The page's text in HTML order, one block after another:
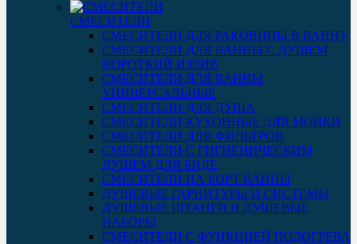
СМЕСИТЕЛИ
СМЕСИТЕЛИ ДЛЯ РАКОВИНЫ В ВАННУ
СМЕСИТЕЛИ ДЛЯ ВАННЫ С ДУШЕМ
КОРОТКИЙ ИЗЛИВ
СМЕСИТЕЛИ ДЛЯ ВАННЫ
УНИВЕРСАЛЬНЫЕ
СМЕСИТЕЛИ ДЛЯ ДУША
СМЕСИТЕЛИ КУХОННЫЕ ДЛЯ МОЙКИ
СМЕСИТЕЛИ ДЛЯ ФИЛЬТРОВ
СМЕСИТЕЛИ С ГИГИЕНИЧЕСКИМ
ДУШЕМ ДЛЯ БИДЕ
СМЕСИТЕЛИ НА БОРТ ВАННЫ
ДУШЕВЫЕ ГАРНИТУРЫ И СИСТЕМЫ
ДУШЕВЫЕ ШТАНГИ И ДУШЕВЫЕ
НАБОРЫ
СМЕСИТЕЛИ С ФУНКЦИЕЙ ПОДОГРЕВА